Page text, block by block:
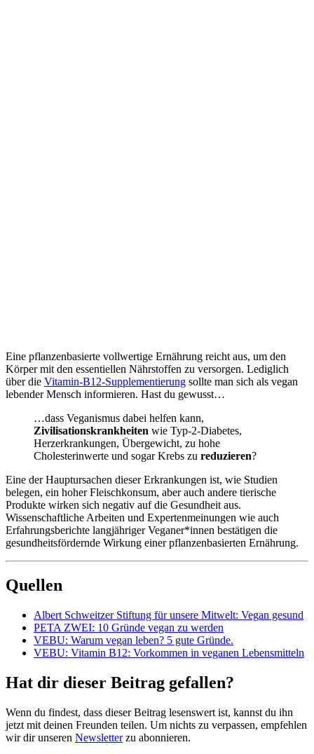
Eine pflanzenbasierte vollwertige Ernährung reicht aus, um den
Körper mit den essentiellen Nährstoffen zu versorgen. Lediglich
über die Vitamin-B12-Supplementierung sollte man sich als vegan
lebender Mensch informieren. Hast du gewusst…
…dass Veganismus dabei helfen kann,
Zivilisationskrankheiten wie Typ-2-Diabetes,
Herzerkrankungen, Übergewicht, zu hohe
Cholesterinwerte und sogar Krebs zu reduzieren?
Eine der Hauptursachen dieser Erkrankungen ist, wie Studien
belegen, ein hoher Fleischkonsum, aber auch andere tierische
Produkte wirken sich negativ auf die Gesundheit aus.
Wissenschaftliche Arbeiten und Expertenmeinungen wie auch
Erfahrungsberichte langjähriger Veganer*innen bestätigen die
gesundheitsfördernde Wirkung einer pflanzenbasierten Ernährung.
Quellen
Albert Schweitzer Stiftung für unsere Mitwelt: Vegan gesund
PETA ZWEI: 10 Gründe vegan zu werden
VEBU: Warum vegan leben? 5 gute Gründe.
VEBU: Vitamin B12: Vorkommen in veganen Lebensmitteln
Hat dir dieser Beitrag gefallen?
Wenn du findest, dass dieser Beitrag lesenswert ist, kannst du ihn
jetzt mit deinen Freunden teilen. Um nichts zu verpassen, empfehlen
wir dir unseren Newsletterzu abonnieren.